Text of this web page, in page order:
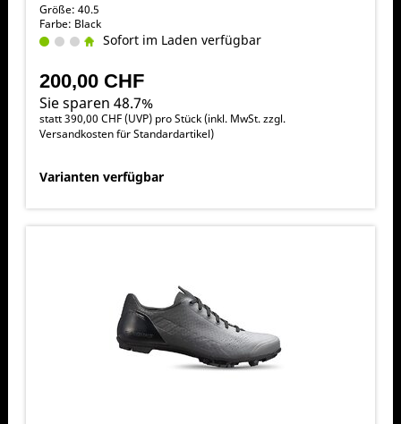
Größe: 40.5
Farbe: Black
Sofort im Laden verfügbar
200,00 CHF
Sie sparen 48.7%
statt390,00 CHF(UVP) pro Stück (inkl. MwSt. zzgl.
Versandkosten für Standardartikel)
Varianten verfügbar